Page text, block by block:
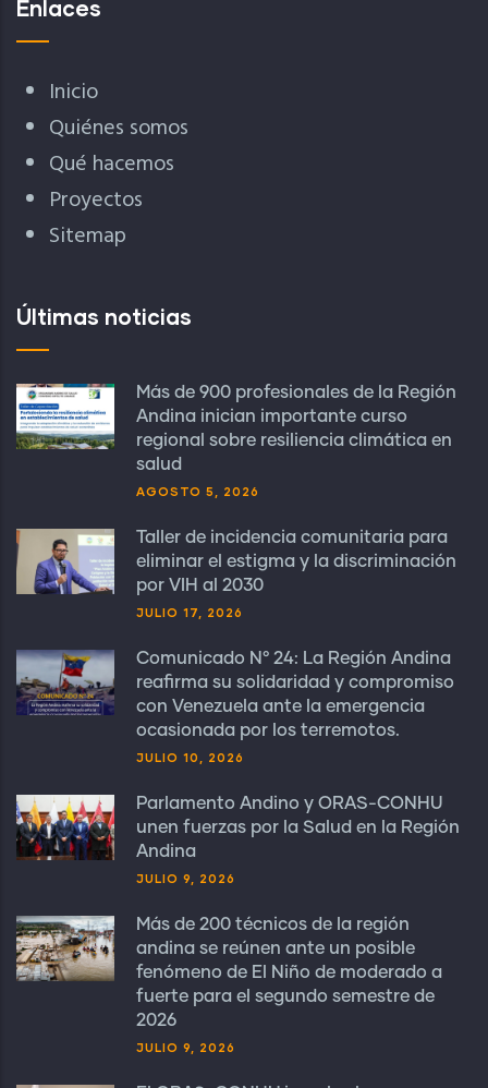
Enlaces
Inicio
Quiénes somos
Qué hacemos
Proyectos
Sitemap
Últimas noticias
Más de 900 profesionales de la Región
Andina inician importante curso
regional sobre resiliencia climática en
salud
AGOSTO 5, 2026
Taller de incidencia comunitaria para
eliminar el estigma y la discriminación
por VIH al 2030
JULIO 17, 2026
Comunicado N° 24: La Región Andina
reafirma su solidaridad y compromiso
con Venezuela ante la emergencia
ocasionada por los terremotos.
JULIO 10, 2026
Parlamento Andino y ORAS-CONHU
unen fuerzas por la Salud en la Región
Andina
JULIO 9, 2026
Más de 200 técnicos de la región
andina se reúnen ante un posible
fenómeno de El Niño de moderado a
fuerte para el segundo semestre de
2026
JULIO 9, 2026